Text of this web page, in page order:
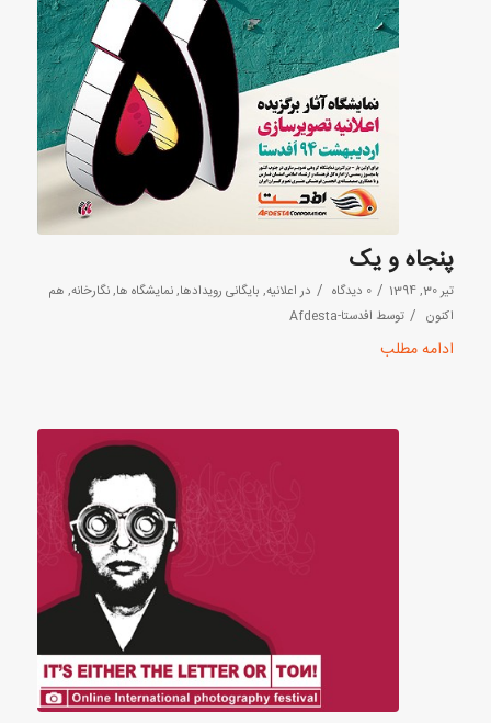
پنجاه و یک
تیر 30, 1394 / 0 دیدگاه / دراعلانیه, بایگانی رویدادها,نمایشگاه ها,نگارخانه, هم
اکنون / توسط افدستا-Afdesta
ادامه مطلب